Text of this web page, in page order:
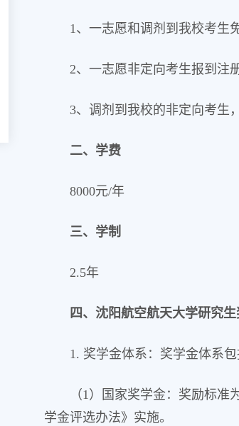
1、一志愿和调剂到我校考生
2、一志愿非定向考生报到注
3、调剂到我校的非定向考生
二、学费
8000元/年
三、学制
2.5年
四、沈阳航空航天大学研究
1. 奖学金体系：奖学金体系
（1）国家奖学金：奖励标
学金评选办法》实施。